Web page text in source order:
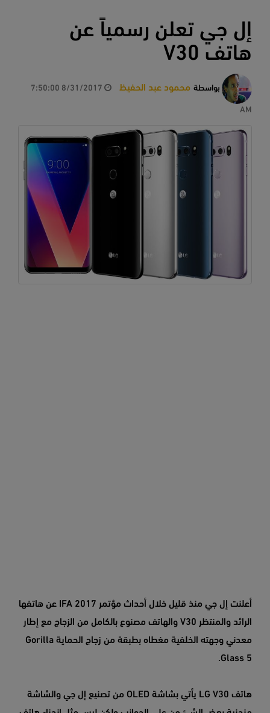
إل جي تعلن رسمياً عن
هاتف V30
بواسطة محمود عبد الحفيظ
8/31/2017 7:50:00
AM
أعلنت إل جي منذ قليل خلال أحداث مؤتمر IFA 2017 عن هاتفها
الرائد والمنتظر V30 والهاتف مصنوع بالكامل من الزجاج مع إطار
معدني وجهته الخلفية مغطاه بطبقة من زجاج الحماية Gorilla
Glass 5.
هاتف LG V30 يأتي بشاشة OLED من تصنيع إل جي والشاشة